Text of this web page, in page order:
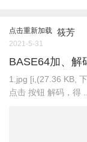
点击重新加载 筱芳
2021-5-31
BASE64加、解
1.jpg [i,(27.36 KB,
点击 按钮 解码，得 ...